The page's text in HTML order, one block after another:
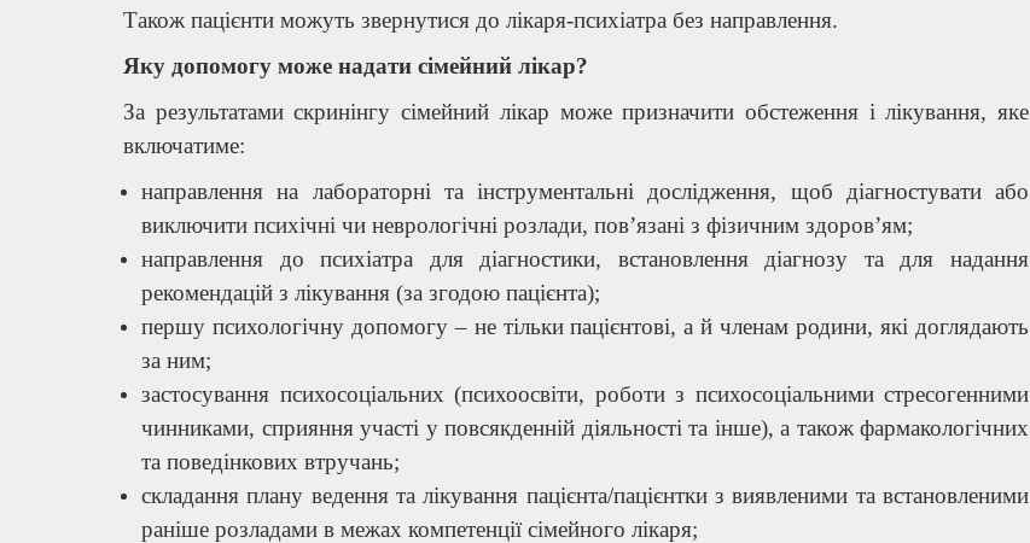
Також пацієнти можуть звернутися до лікаря-психіатра без направлення.
Яку допомогу може надати сімейний лікар?
За результатами скринінгу сімейний лікар може призначити обстеження і лікування, яке
включатиме:
направлення на лабораторні та інструментальні дослідження, щоб діагностувати або
виключити психічні чи неврологічні розлади, пов’язані з фізичним здоров’ям;
направлення до психіатра для діагностики, встановлення діагнозу та для надання
рекомендацій з лікування (за згодою пацієнта);
першу психологічну допомогу – не тільки пацієнтові, а й членам родини, які доглядають
за ним;
застосування психосоціальних (психоосвіти, роботи з психосоціальними стресогенними
чинниками, сприяння участі у повсякденній діяльності та інше), а також фармакологічних
та поведінкових втручань;
складання плану ведення та лікування пацієнта/пацієнтки з виявленими та встановленими
раніше розладами в межах компетенції сімейного лікаря;